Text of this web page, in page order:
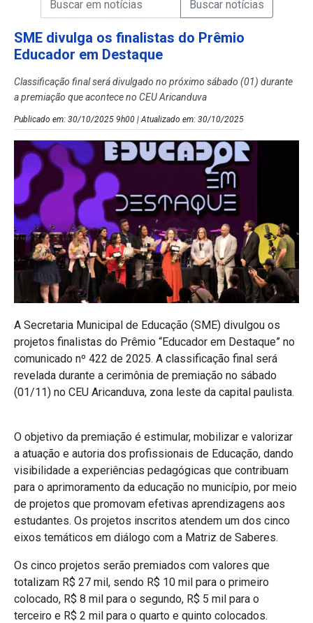
SME divulga os finalistas do Prêmio
Educador em Destaque
Classificação final será divulgado no próximo sábado (01) durante
a premiação que acontece no CEU Aricanduva
Publicado em: 30/10/2025 9h00 | Atualizado em: 30/10/2025
A Secretaria Municipal de Educação (SME) divulgou os
projetos finalistas do Prêmio “Educador em Destaque” no
comunicado nº 422 de 2025. A classificação final será
revelada durante a cerimônia de premiação no sábado
(01/11) no CEU Aricanduva, zona leste da capital paulista.
O objetivo da premiação é estimular, mobilizar e valorizar
a atuação e autoria dos profissionais de Educação, dando
visibilidade a experiências pedagógicas que contribuam
para o aprimoramento da educação no município, por meio
de projetos que promovam efetivas aprendizagens aos
estudantes. Os projetos inscritos atendem um dos cinco
eixos temáticos em diálogo com a Matriz de Saberes.
Os cinco projetos serão premiados com valores que
totalizam R$ 27 mil, sendo R$ 10 mil para o primeiro
colocado, R$ 8 mil para o segundo, R$ 5 mil para o
terceiro e R$ 2 mil para o quarto e quinto colocados.